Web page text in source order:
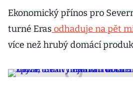
Ekonomický přínos pro
turné Eras odhaduje na pět
více než hrubý domácí